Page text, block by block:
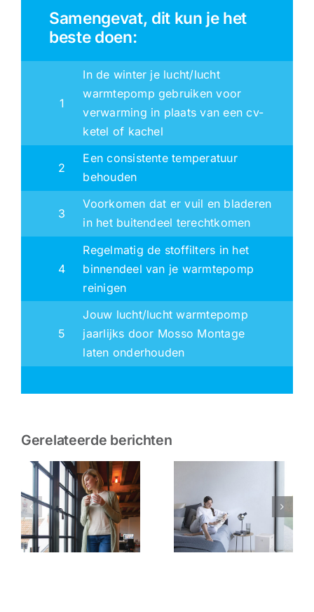
Samengevat, dit kun je het
beste doen:
1
In de winter je lucht/lucht
warmtepomp gebruiken voor
verwarming in plaats van een cv-
ketel of kachel
2
Een consistente temperatuur
behouden
3
Voorkomen dat er vuil en bladeren
in het buitendeel terechtkomen
4
Regelmatig de stoffilters in het
binnendeel van je warmtepomp
reinigen
5
Jouw lucht/lucht warmtepomp
jaarlijks door Mosso Montage
laten onderhouden
Gerelateerde berichten
Geniet van
gezonde
binnenlucht
Ontdek de
nieuwe
Daikin Emura